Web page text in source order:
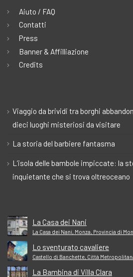
Aiuto / FAQ
Contatti
Press
Banner & Affilliazione
Credits
Viaggio da brividi tra borghi
dieci luoghi misteriosi da visitare
La storia del barbiere fantasma
L’isola delle bambole impiccate: la
inquietante che si trova oltreoceano
La Casa dei Nani
La Casa dei Nani, Monza, Provincia di
Lo sventurato cavaliere
Castello di Banchette, Città
La Bambina di Villa Clara